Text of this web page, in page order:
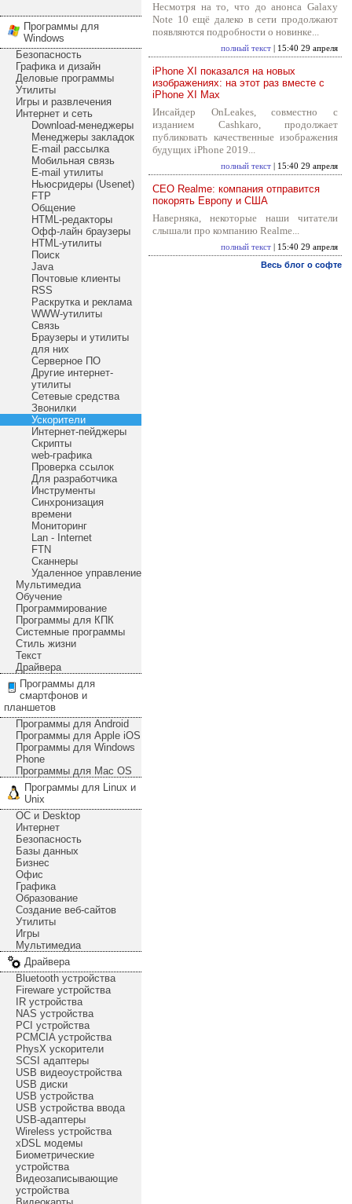
Программы для
Windows
Безопасность
Графика и дизайн
Деловые программы
Утилиты
Игры и развлечения
Интернет и сеть
Download-менеджеры
Менеджеры закладок
E-mail рассылка
Мобильная связь
E-mail утилиты
Ньюсридеры (Usenet)
FTP
Общение
HTML-редакторы
Офф-лайн браузеры
HTML-утилиты
Поиск
Java
Почтовые клиенты
RSS
Раскрутка и реклама
WWW-утилиты
Связь
Браузеры и утилиты
для них
Серверное ПО
Другие интернет-
утилиты
Сетевые средства
Звонилки
Ускорители
Интернет-пейджеры
Скрипты
web-графика
Проверка ссылок
Для разработчика
Инструменты
Синхронизация
времени
Мониторинг
Lan - Internet
FTN
Сканнеры
Удаленное управление
Мультимедиа
Обучение
Программирование
Программы для КПК
Системные программы
Стиль жизни
Текст
Драйвера
Программы для
смартфонов и
планшетов
Программы для Android
Программы для Apple iOS
Программы для Windows
Phone
Программы для Mac OS
Программы для Linux и
Unix
ОС и Desktop
Интернет
Безопасность
Базы данных
Бизнес
Офис
Графика
Образование
Создание веб-сайтов
Утилиты
Игры
Мультимедиа
Драйвера
Bluetooth устройства
Fireware устройства
IR устройства
NAS устройства
PCI устройства
PCMCIA устройства
PhysX ускорители
SCSI адаптеры
USB видеоустройства
USB диски
USB устройства
USB устройства ввода
USB-адаптеры
Wireless устройства
xDSL модемы
Биометрические
устройства
Видеозаписывающие
устройства
Несмотря на то, что до анонса Galaxy
Note 10 ещё далеко в сети продолжают
появляются подробности о новинке...
полный текст | 15:40 29 апреля
iPhone XI показался на новых
изображениях: на этот раз вместе с
iPhone XI Max
Инсайдер OnLeakes, совместно с
изданием Cashkaro, продолжает
публиковать качественные изображения
будущих iPhone 2019...
полный текст | 15:40 29 апреля
CEO Realme: компания отправится
покорять Европу и США
Наверняка, некоторые наши читатели
слышали про компанию Realme...
полный текст | 15:40 29 апреля
Весь блог о софте